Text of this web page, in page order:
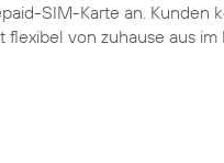
SIM-Karte an. Kunden
flexibel von zuhause aus